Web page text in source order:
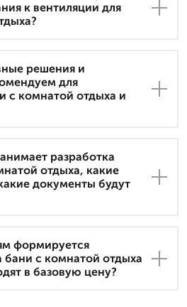
к вентиляции для
решения и
для
с комнатой отдыха и
разработка
отдыха, какие
документы будут
формируется
бани с комнатой отдыха
в базовую цену?